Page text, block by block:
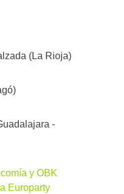
(La Rioja)
-
y OBK
Europarty